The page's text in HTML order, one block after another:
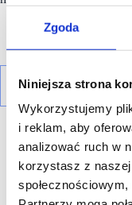
Zgoda
Niniejsza strona
Wykorzystujemy
i reklam, aby
analizować ruch w
korzystasz z